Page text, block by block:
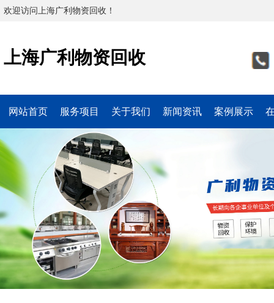
欢迎访问上海广利物资回收！
上海广利物资回收
网站首页 服务项目 关于我们 新闻资讯 案例展示